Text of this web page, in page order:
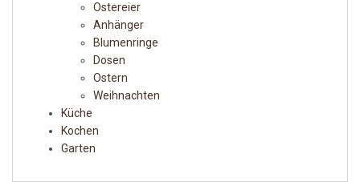
Ostereier
Anhänger
Blumenringe
Dosen
Ostern
Weihnachten
Küche
Kochen
Garten